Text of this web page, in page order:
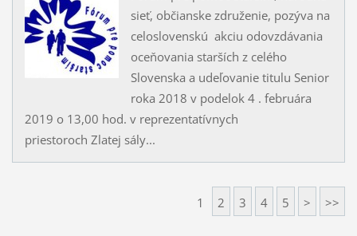
sieť, občianske združenie, pozýva na
celoslovenskú akciu odovzdávania
oceňovania starších z celého
Slovenska a udeľovanie titulu Senior
roka 2018 v podelok 4 . februára
2019 o 13,00 hod. v reprezentatívnych
priestoroch Zlatej sály...
1 2 3 4 5 > >>